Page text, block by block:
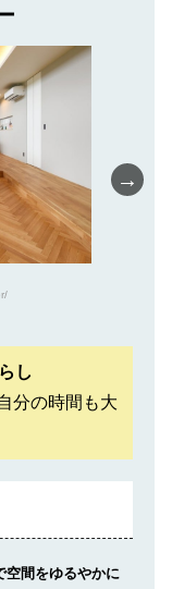
→
し
分の時間も大
空間をゆるやかに